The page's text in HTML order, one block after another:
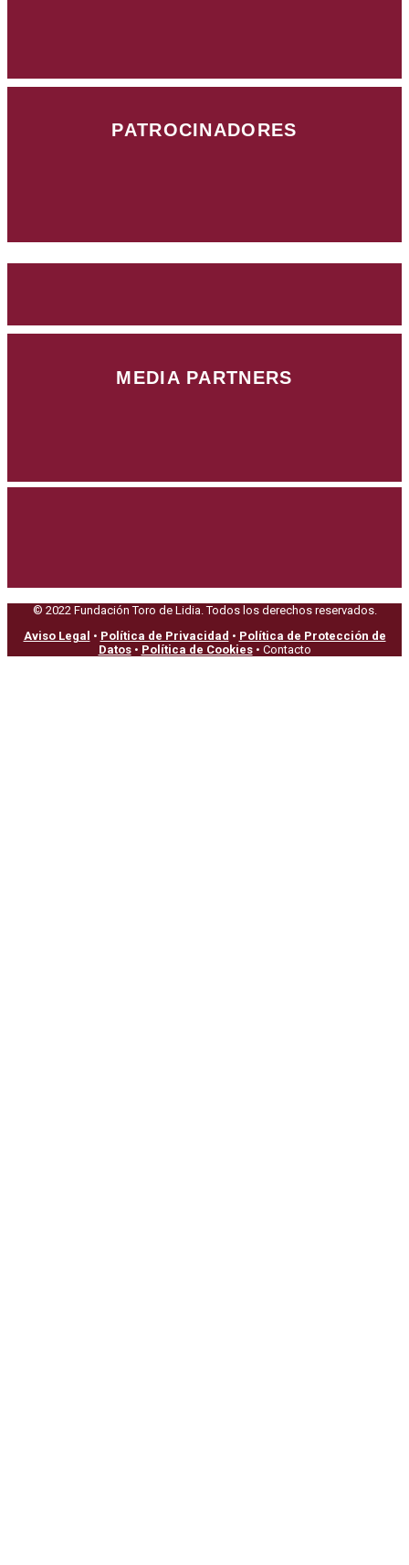
PATROCINADORES
MEDIA PARTNERS
© 2022 Fundación Toro de Lidia. Todos los derechos reservados.
Aviso Legal • Política de Privacidad • Política de Protección de
Datos• Política de Cookies• Contacto